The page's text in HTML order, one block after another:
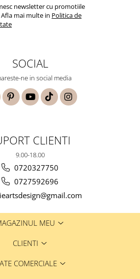
newsletter cu promotiile
mai multe in Politica de
SOCIAL
ne in social media
CLIENTI
9.00-18.00
0720327750
0727592696
MEU
CLIENTI
COMERCIALE